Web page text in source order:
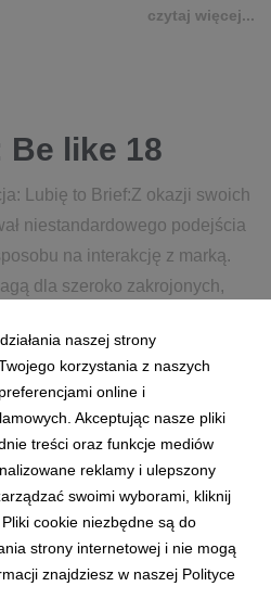
czytaj więcej...
Be like 18
Lubię to Brief:Z okazji swoich
niestandardowego podejścia
na interakcję z marką.
dla szeroko zakrojonych,
czytaj więcej...
3
naszej strony
korzystania z naszych
online i
Akceptując nasze pliki
treści oraz funkcje mediów
reklamy i ulepszony
swoimi wyborami, kliknij
Pliki cookie niezbędne są do
strony internetowej i nie mogą
znajdziesz w naszej Polityce